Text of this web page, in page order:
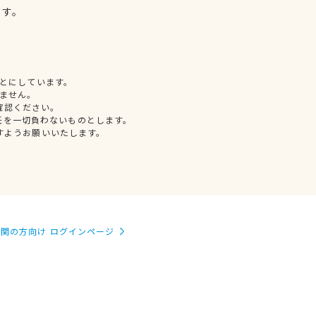
。
しています。
せん。
ください。
一切負わないものとします。
うお願いいたします。
の方向け ログインページ